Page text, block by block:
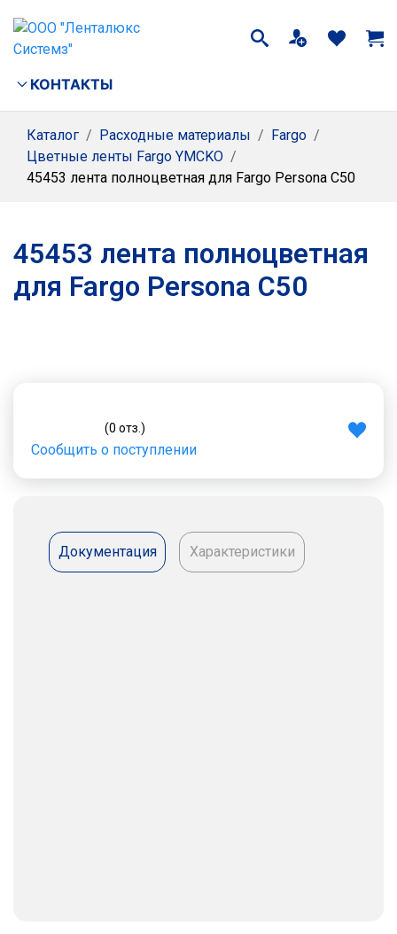
КОНТАКТЫ
Каталог / Расходные материалы / Fargo /
Цветные ленты Fargo YMCKO /
45453 лента полноцветная для Fargo Persona C50
45453 лента полноцветная
для Fargo Persona C50
Документация Характеристики
(0 отз.)
Сообщить о поступлении